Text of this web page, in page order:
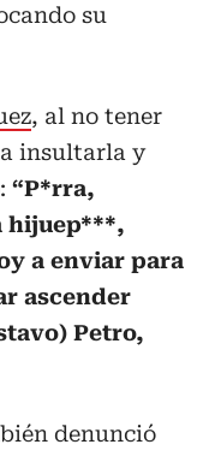
su
, al no tener
a insultarla y
“P*rra,
hijuep***,
a enviar para
ascender
Petro,
denunció